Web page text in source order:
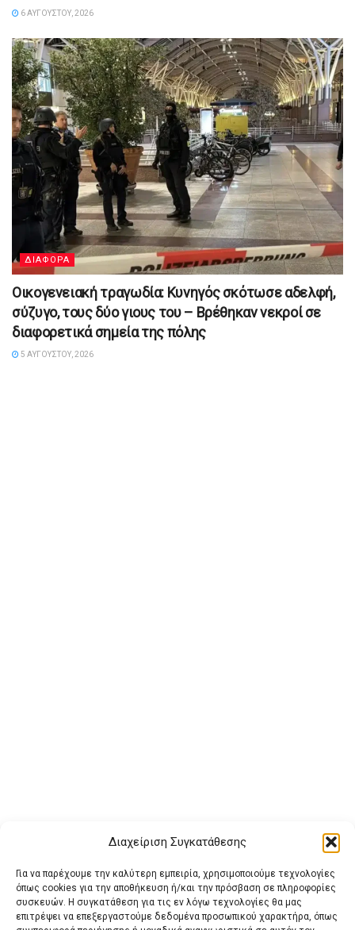
Διαχείριση Συγκατάθεσης
Για να παρέχουμε την καλύτερη εμπειρία, χρησιμοποιούμε τεχνολογίες
όπως cookies για την αποθήκευση ή/και την πρόσβαση σε πληροφορίες
συσκευών. Η συγκατάθεση για τις εν λόγω τεχνολογίες θα μας
επιτρέψει να επεξεργαστούμε δεδομένα προσωπικού χαρακτήρα, όπως
6 ΑΥΓΟΎΣΤΟΥ, 2026
ΔΙΑΦΟΡΑ
Οικογενειακή τραγωδία: Κυνηγός σκότωσε αδελφή,
σύζυγο, τους δύο γιους του – Βρέθηκαν νεκροί σε
διαφορετικά σημεία της πόλης
5 ΑΥΓΟΎΣΤΟΥ, 2026